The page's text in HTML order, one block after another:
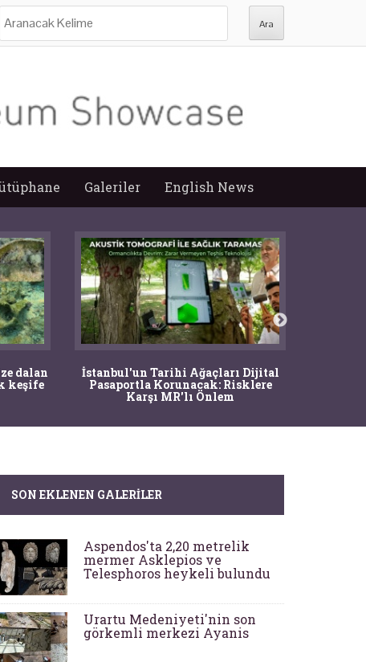
Galeriler English News
dalan
keşife
İstanbul'un Tarihi Ağaçları Dijital
Pasaportla Korunacak: Risklere
Karşı MR'lı Önlem
SON EKLENEN GALERILER
Aspendos'ta 2,20 metrelik
mermer Asklepios ve
Telesphoros heykeli bulundu
Urartu Medeniyeti'nin son
görkemli merkezi Ayanis